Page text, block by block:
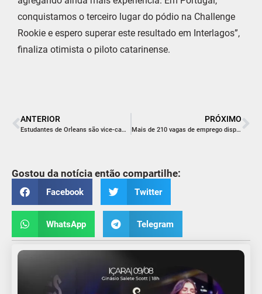
conquistamos o terceiro lugar do pódio na Challenge
Rookie e espero superar este resultado em Interlagos”,
finaliza otimista o piloto catarinense.
ANTERIOR
Estudantes de Orleans são vice-campeãs nacionais na Jornada Brasileira de Foguetes*
PRÓXIMO
Mais de 210 vagas de emprego disponíveis no Sine fumacense
Gostou da notícia então compartilhe:
Facebook Twitter
WhatsApp Telegram